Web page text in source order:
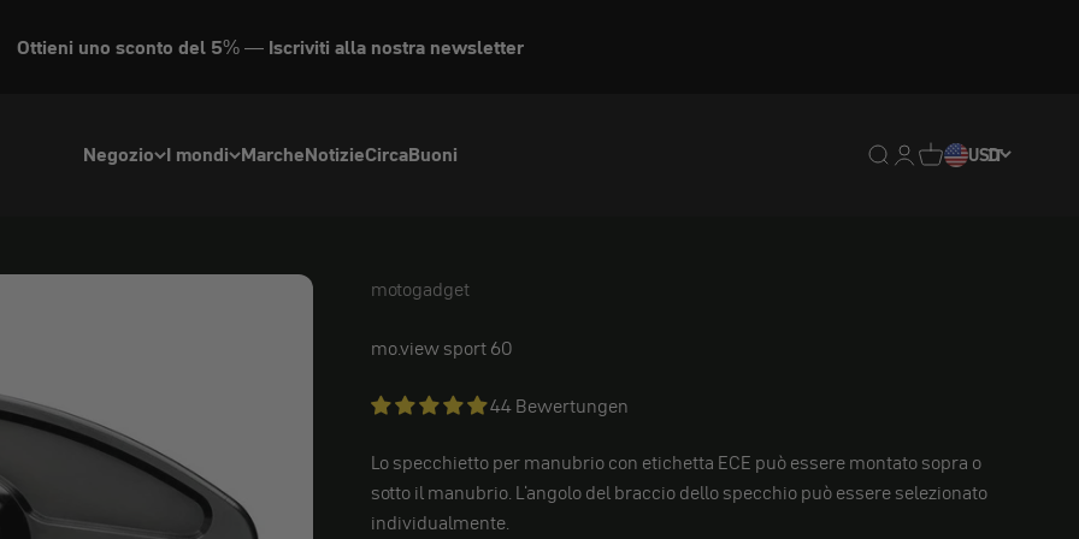
Ottieni uno sconto del 5% — Iscriviti alla nostra newsletter
Negozio I mondi MarcheNotizieCircaBuoni Traduzione mancante:
Traduzione
Traduzione
USD
IT
motogadget
motogadget
mo.view sport 60
44 Bewertungen
Lo specchietto per manubrio con etichetta ECE può essere montato sopra o
sotto il manubrio. L'angolo del braccio dello specchio può essere selezionato
individualmente.